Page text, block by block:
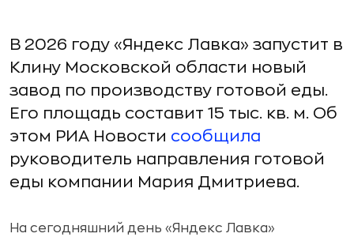
В 2026 году «Яндекс Лавка» запустит в
Клину Московской области новый
завод по производству готовой еды.
Его площадь составит 15 тыс. кв. м. Об
этом РИА Новости сообщила
руководитель направления готовой
еды компании Мария Дмитриева.
На сегодняшний день «Яндекс Лавка»